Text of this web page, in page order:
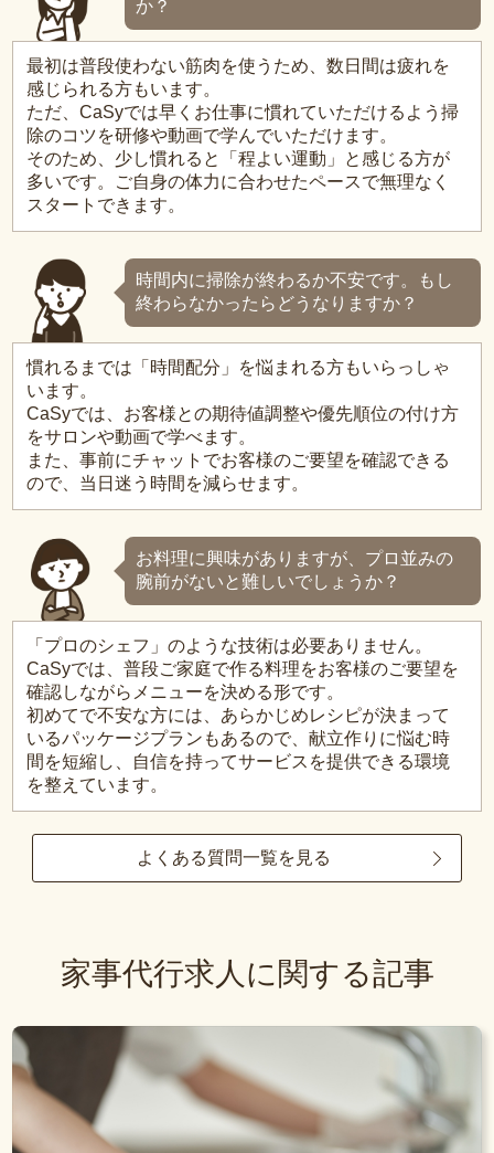
か？
最初は普段使わない筋肉を使うため、数日間は疲れを
感じられる方もいます。
ただ、CaSyでは早くお仕事に慣れていただけるよう掃
除のコツを研修や動画で学んでいただけます。
そのため、少し慣れると「程よい運動」と感じる方が
多いです。ご自身の体力に合わせたペースで無理なく
スタートできます。
時間内に掃除が終わるか不安です。もし
終わらなかったらどうなりますか？
慣れるまでは「時間配分」を悩まれる方もいらっしゃ
います。
CaSyでは、お客様との期待値調整や優先順位の付け方
をサロンや動画で学べます。
また、事前にチャットでお客様のご要望を確認できる
ので、当日迷う時間を減らせます。
お料理に興味がありますが、プロ並みの
腕前がないと難しいでしょうか？
「プロのシェフ」のような技術は必要ありません。
CaSyでは、普段ご家庭で作る料理をお客様のご要望を
確認しながらメニューを決める形です。
初めてで不安な方には、あらかじめレシピが決まって
いるパッケージプランもあるので、献立作りに悩む時
間を短縮し、自信を持ってサービスを提供できる環境
を整えています。
よくある質問一覧を見る
家事代行求人に関する記事